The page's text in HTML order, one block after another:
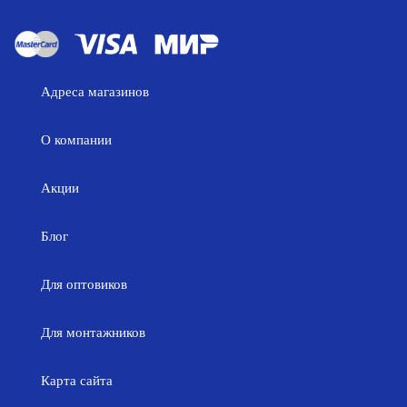
Адреса магазинов
О компании
Акции
Блог
Для оптовиков
Для монтажников
Карта сайта